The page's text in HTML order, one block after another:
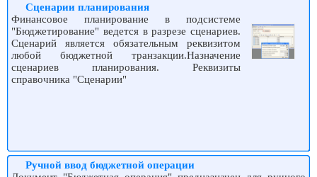
Сценарии планирования
Финансовое планирование в подсистеме
"Бюджетирование" ведется в разрезе сценариев.
Сценарий является обязательным реквизитом
любой бюджетной транзакции.Назначение
сценариев планирования. Реквизиты
справочника "Сценарии"
Ручной ввод бюджетной операции